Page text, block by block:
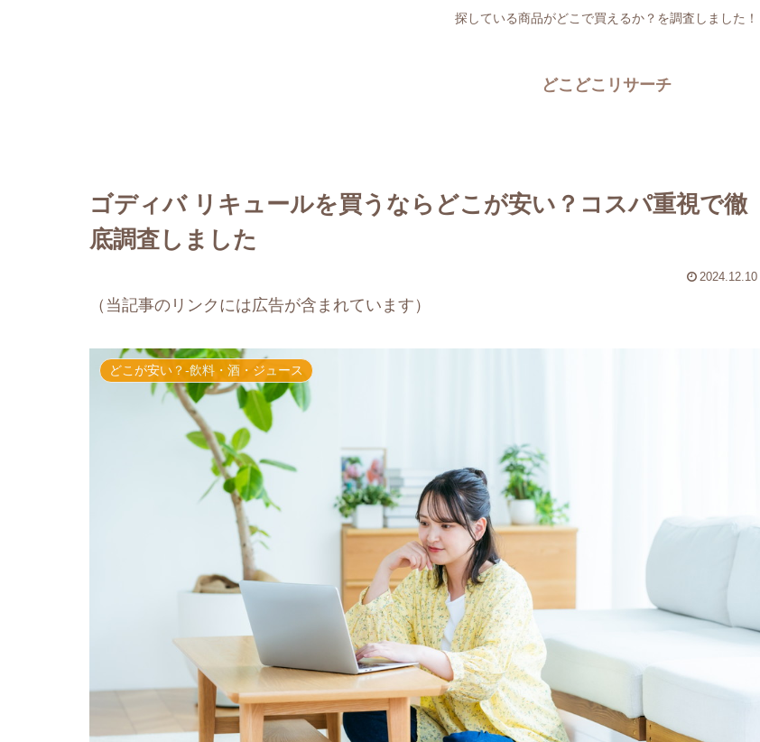
探している商品がどこで買えるか？を調査しました！
どこどこリサーチ
ゴディバ リキュールを買うならどこが安い？コスパ重視で徹
底調査しました
2024.12.10
（当記事のリンクには広告が含まれています）
どこが安い？-飲料・酒・ジュース